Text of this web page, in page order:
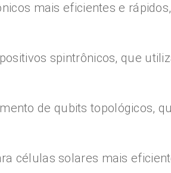
mais eficientes e
spintrônicos, que
de qubits topológicos,
células solares mais